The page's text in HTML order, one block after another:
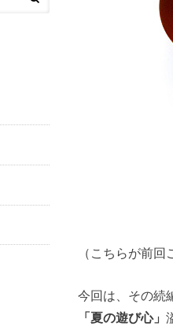
（こちらが前回
今回は、その続
「夏の遊び心」